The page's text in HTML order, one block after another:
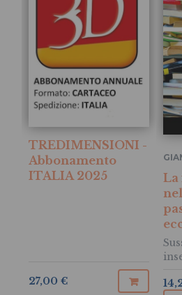
TREDIMENSIONI -
Abbonamento
ITALIA 2025
27,00 €
La